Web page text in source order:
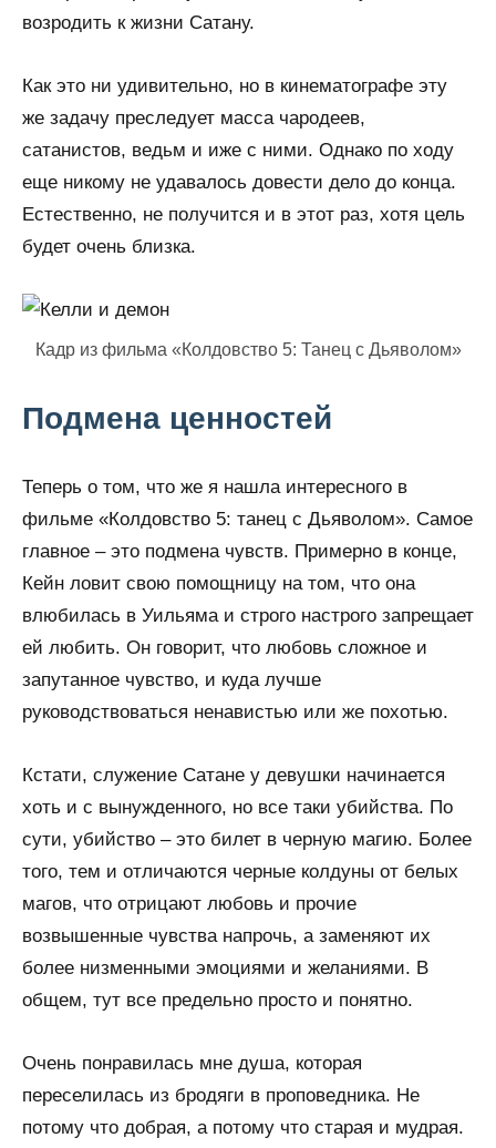
возродить к жизни Сатану.
Как это ни удивительно, но в кинематографе эту
же задачу преследует масса чародеев,
сатанистов, ведьм и иже с ними. Однако по ходу
еще никому не удавалось довести дело до конца.
Естественно, не получится и в этот раз, хотя цель
будет очень близка.
Кадр из фильма «Колдовство 5: Танец с Дьяволом»
Подмена ценностей
Теперь о том, что же я нашла интересного в
фильме «Колдовство 5: танец с Дьяволом». Самое
главное – это подмена чувств. Примерно в конце,
Кейн ловит свою помощницу на том, что она
влюбилась в Уильяма и строго настрого запрещает
ей любить. Он говорит, что любовь сложное и
запутанное чувство, и куда лучше
руководствоваться ненавистью или же похотью.
Кстати, служение Сатане у девушки начинается
хоть и с вынужденного, но все таки убийства. По
сути, убийство – это билет в черную магию. Более
того, тем и отличаются черные колдуны от белых
магов, что отрицают любовь и прочие
возвышенные чувства напрочь, а заменяют их
более низменными эмоциями и желаниями. В
общем, тут все предельно просто и понятно.
Очень понравилась мне душа, которая
переселилась из бродяги в проповедника. Не
потому что добрая, а потому что старая и мудрая.